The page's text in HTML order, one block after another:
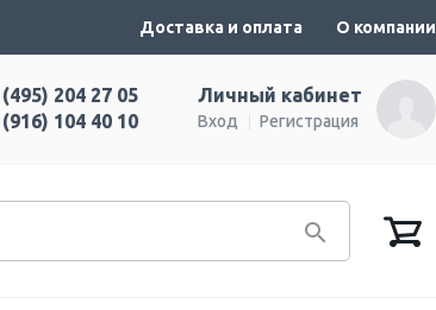
Доставка и оплата О компании
Личный кабинет
Вход Регистрация
204 27 05
104 40 10